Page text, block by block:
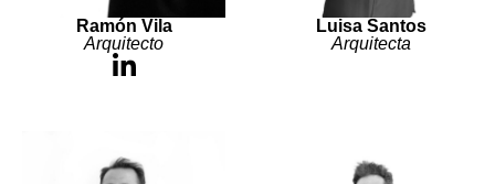
Ramón Vila
Arquitecto
Luisa Santos
Arquitecta